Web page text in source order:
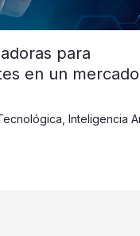
para
en un
Inteligencia